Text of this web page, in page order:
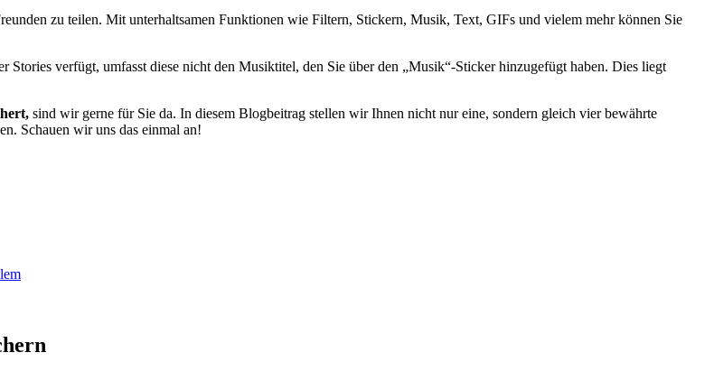
zu teilen. Mit unterhaltsamen Funktionen wie Filtern, Stickern, Musik, Text, GIFs und vielem mehr können Sie
verfügt, umfasst diese nicht den Musiktitel, den Sie über den „Musik“-Sticker hinzugefügt haben. Dies liegt
sind wir gerne für Sie da. In diesem Blogbeitrag stellen wir Ihnen nicht nur eine, sondern gleich vier bewährte
Schauen wir uns das einmal an!